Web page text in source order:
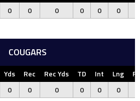
0 0 0 0 0 0
COUGARS
Yds Rec Rec Yds TD Int Lng
0 0 0 0 0 0